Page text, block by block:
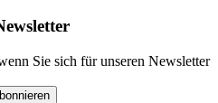
Sie sich für unseren Newsletter